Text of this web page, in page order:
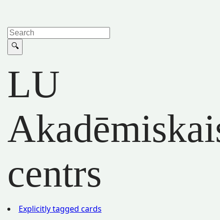
LU
centrs
Explicitly tagged cards